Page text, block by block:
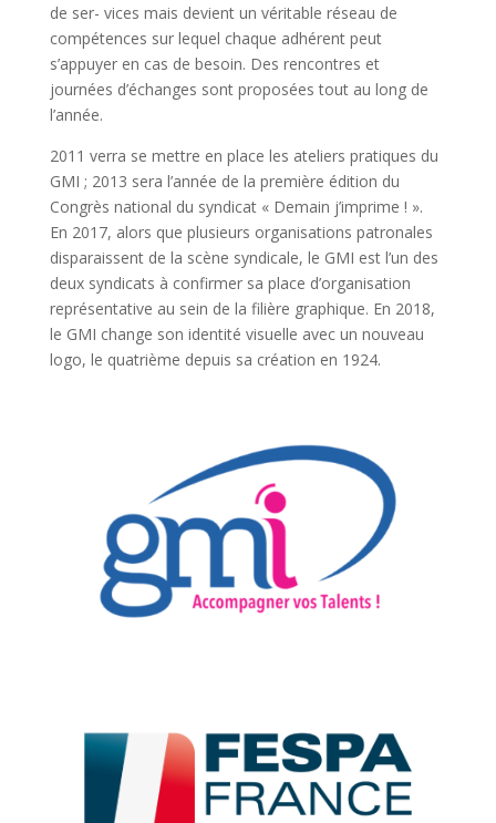
de ser- vices mais devient un véritable réseau de
compétences sur lequel chaque adhérent peut
s’appuyer en cas de besoin. Des rencontres et
journées d’échanges sont proposées tout au long de
l’année.
2011 verra se mettre en place les ateliers pratiques du
GMI ; 2013 sera l’année de la première édition du
Congrès national du syndicat « Demain j’imprime ! ».
En 2017, alors que plusieurs organisations patronales
disparaissent de la scène syndicale, le GMI est l’un des
deux syndicats à confirmer sa place d’organisation
représentative au sein de la filière graphique. En 2018,
le GMI change son identité visuelle avec un nouveau
logo, le quatrième depuis sa création en 1924.